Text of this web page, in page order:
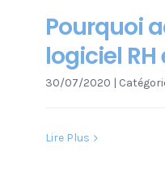
Pourquoi
logiciel RH
30/07/2020 |
Lire Plus